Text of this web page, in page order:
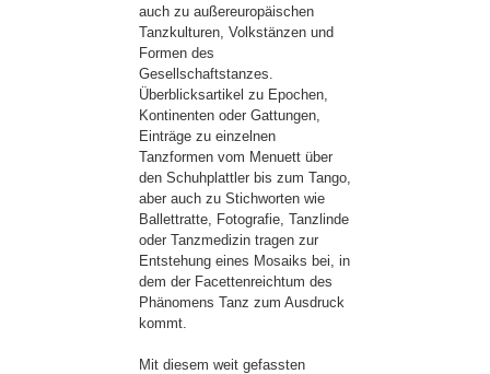
auch zu außereuropäischen
Tanzkulturen, Volkstänzen und
Formen des
Gesellschaftstanzes.
Überblicksartikel zu Epochen,
Kontinenten oder Gattungen,
Einträge zu einzelnen
Tanzformen vom Menuett über
den Schuhplattler bis zum Tango,
aber auch zu Stichworten wie
Ballettratte, Fotografie, Tanzlinde
oder Tanzmedizin tragen zur
Entstehung eines Mosaiks bei, in
dem der Facettenreichtum des
Phänomens Tanz zum Ausdruck
kommt.
Mit diesem weit gefassten